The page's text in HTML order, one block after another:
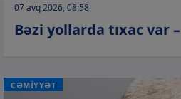
07 avq 2026, 08:58
Bəzi yollarda tıxac var –
CƏMİYYƏT